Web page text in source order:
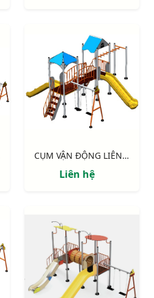
CỤM VẬN ĐỘNG LIÊN HOÀN 2 MÁI CHE NIK703221
Liên hệ